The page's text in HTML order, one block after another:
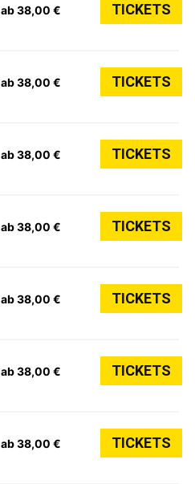
ab 38,00 € TICKETS
ab 38,00 € TICKETS
ab 38,00 € TICKETS
ab 38,00 € TICKETS
ab 38,00 € TICKETS
ab 38,00 € TICKETS
ab 38,00 € TICKETS